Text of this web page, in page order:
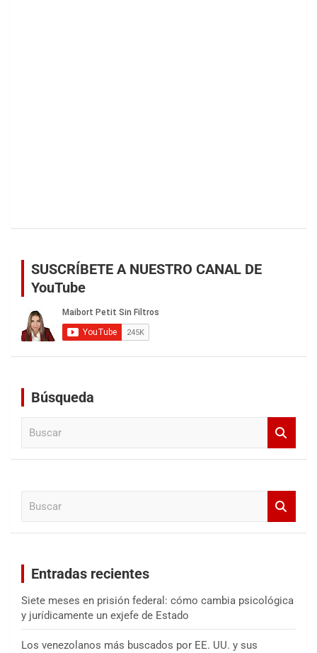
SUSCRÍBETE A NUESTRO CANAL DE
YouTube
Búsqueda
Entradas recientes
Siete meses en prisión federal: cómo cambia psicológica
y jurídicamente un exjefe de Estado
Los venezolanos más buscados por EE. UU. y sus